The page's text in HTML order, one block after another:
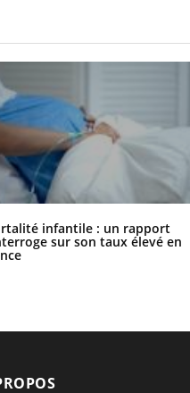
infantile : un rapport
sur son taux élevé en